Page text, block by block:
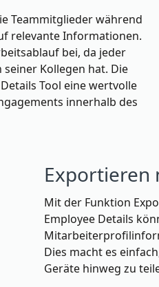
Teammitglieder während
relevante Informationen.
bei, da jeder
Kollegen hat. Die
Tool eine wertvolle
innerhalb des
Exportieren
Mit der Funktion
Employee Details
Dies macht es
Geräte hinweg zu